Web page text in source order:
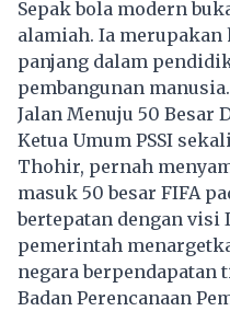
Sepak bola modern
alamiah. Ia
panjang dalam
pembangunan manusia.
Jalan Menuju 50 Besar
Ketua Umum PSSI
Thohir, pernah
masuk 50 besar FIFA
bertepatan dengan visi
pemerintah
negara berpendapatan
Badan Perencanaan